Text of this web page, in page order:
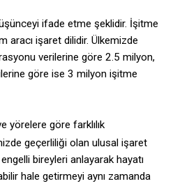
ifade etme şeklidir. İşitme
aracı işaret dilidir. Ülkemizde
verilerine göre 2.5 milyon,
göre ise 3 milyon işitme
yörelere göre farklılık
geçerliliği olan ulusal işaret
bireyleri anlayarak hayatı
hale getirmeyi aynı zamanda